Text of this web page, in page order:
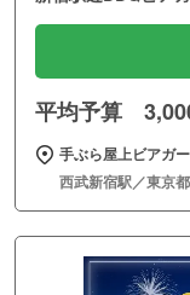
平均予算
手ぶら屋上ビアガ
西武新宿駅／東京都